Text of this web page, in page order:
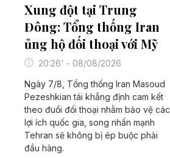
Xung đột tại Trung
Đông: Tổng thống Iran
ủng hộ đối thoại với Mỹ
20:26' - 08/08/2026
Ngày 7/8, Tổng thống Iran Masoud
Pezeshkian tái khẳng định cam kết
theo đuổi đối thoại nhằm bảo vệ các
lợi ích quốc gia, song nhấn mạnh
Tehran sẽ không bị ép buộc phải
đầu hàng.